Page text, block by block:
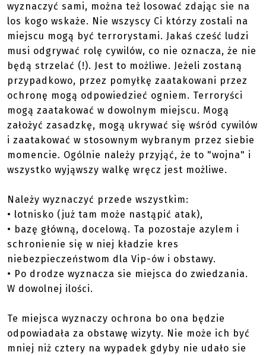
wyznaczyć sami, można też losować zdając sie na
los kogo wskaże. Nie wszyscy Ci którzy zostali na
miejscu mogą być terrorystami. Jakaś cześć ludzi
musi odgrywać rolę cywilów, co nie oznacza, że nie
będą strzelać (!). Jest to możliwe. Jeżeli zostaną
przypadkowo, przez pomyłkę zaatakowani przez
ochronę mogą odpowiedzieć ogniem. Terroryści
mogą zaatakować w dowolnym miejscu. Mogą
założyć zasadzkę, mogą ukrywać się wśród cywilów
i zaatakować w stosownym wybranym przez siebie
momencie. Ogólnie należy przyjąć, że to "wojna" i
wszystko wyjąwszy walkę wręcz jest możliwe.
Należy wyznaczyć przede wszystkim:
• lotnisko (już tam może nastąpić atak),
• bazę główną, docelową. Ta pozostaje azylem i
schronienie się w niej kładzie kres
niebezpieczeństwom dla Vip-ów i obstawy.
• Po drodze wyznacza sie miejsca do zwiedzania.
W dowolnej ilości.
Te miejsca wyznaczy ochrona bo ona będzie
odpowiadała za obstawę wizyty. Nie może ich być
mniej niż cztery na wypadek gdyby nie udało sie